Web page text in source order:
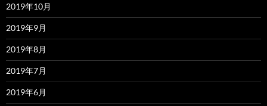
2019年10月
2019年9月
2019年8月
2019年7月
2019年6月